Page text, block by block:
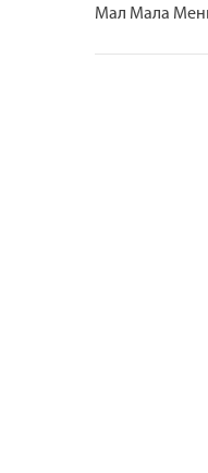
Мал Мала